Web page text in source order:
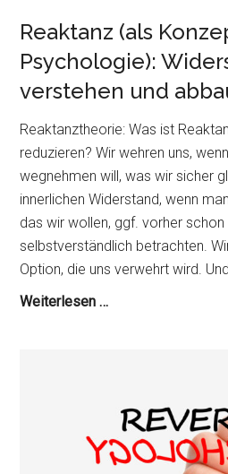
Reaktanz (als
Psychologie):
verstehen und
Reaktanztheorie: Was ist
reduzieren? Wir wehren uns,
wegnehmen will, was wir sicher
innerlichen Widerstand, wenn
das wir wollen, ggf. vorher
selbstverständlich betrachten.
Option, die uns verwehrt wird.
Weiterlesen …Reaktanz
Psychologie):
Widerstand
verstehen